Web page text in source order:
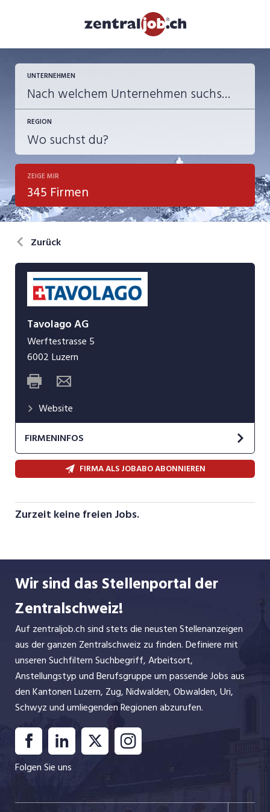
UNTERNEHMEN
REGION
ZEIGE MIR
345 Firmen
Zurück
Tavolago AG
Werftestrasse 5
6002 Luzern
Website
FIRMENINFOS
Kein Zweifel, unsere Herkunft ist der See, der
Vierwaldstättersee. Auf 20 Schiffen verwöhnen
unserem Entdeckergeist dürfen wir inzwischen
lieben es, an neuen Konzepten zu tüfteln und sie
dann einfach mal auszuprobieren. Und eine ganz
spezielle Beziehung pflegen wir zu unseren
Mitarbeitenden. Wir informieren offen und
ehrlich, legen Wert auf einen erfrischenden und
kollegialen Teamgeist und sorgen für richtig gute
Anstellungsbedingungen. Aber schau selber, was
unsere Mitarbeitende besonders an Tavolago
schätzen:
Wir halten zu dir
Unser Teamgeist fühlt sich in jedem Betrieb
anders an. Wert auf Gleichmacherei legen wir
hier: Wertschätzung, Kollegialität und Spass sind
überall im Spiel. Wir mögen es gerne
FIRMA ALS JOBABO ABONNIEREN
Zurzeit keine freien Jobs.
Wir sind das Stellenportal der
Zentralschweiz!
Auf zentraljob.ch sind stets die neusten Stellenanzeigen
aus der ganzen Zentralschweiz zu finden. Definiere mit
unseren Suchfiltern Suchbegriff, Arbeitsort,
Anstellungstyp und Berufsgruppe um passende Jobs aus
den Kantonen Luzern, Zug, Nidwalden, Obwalden, Uri,
Schwyz und umliegenden Regionen abzurufen.
Folgen Sie uns